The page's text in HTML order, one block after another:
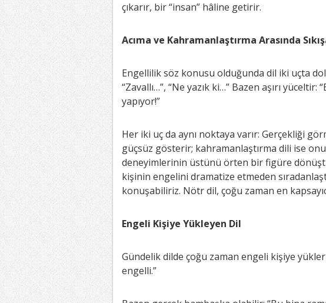
çıkarır, bir “insan” hâline getirir.
Acıma ve Kahramanlaştırma Arasında
Engellilik söz konusu olduğunda dil iki uçta
“Zavallı…”, “Ne yazık ki…” Bazen aşırı
yapıyor!”
Her iki uç da aynı noktaya varır: Gerçekliği
güçsüz gösterir; kahramanlaştırma dili ise
deneyimlerinin üstünü örten bir figüre
kişinin engelini dramatize etmeden
konuşabiliriz. Nötr dil, çoğu zaman en
Engeli Kişiye Yükleyen Dil
Gündelik dilde çoğu zaman engeli kişiye
engelli.”